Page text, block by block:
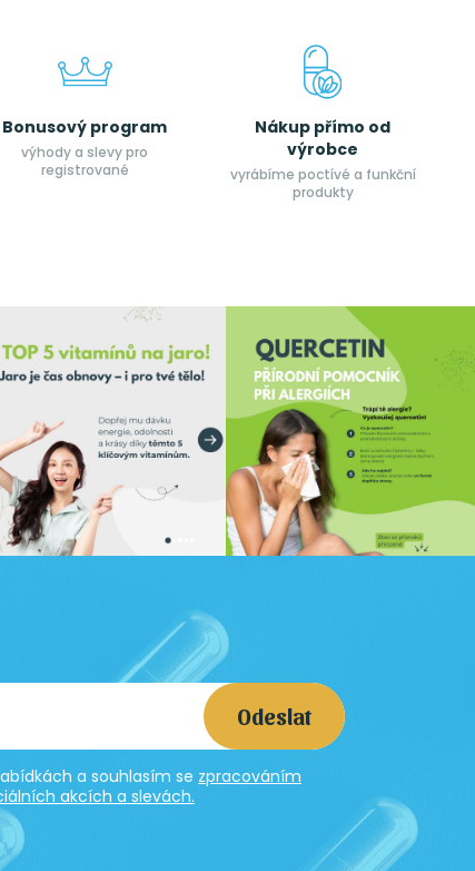
Bonusový program
výhody a slevy pro
registrované
Nákup přímo od
výrobce
vyrábíme poctívé a funkční
produkty
Odeslat
a souhlasím se zpracováním
akcích a slevách.